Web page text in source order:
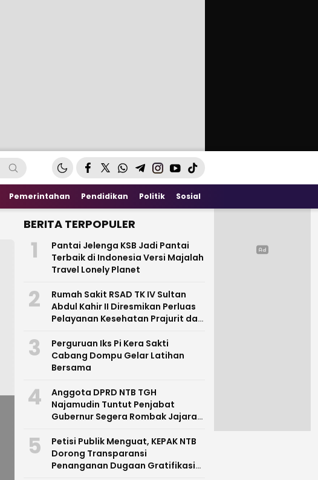
Pemerintahan Pendidikan Politik Sosial
BERITA TERPOPULER
1
Pantai Jelenga KSB Jadi Pantai
Terbaik di Indonesia Versi Majalah
Travel Lonely Planet
2
Rumah Sakit RSAD TK IV Sultan
Abdul Kahir II Diresmikan Perluas
Pelayanan Kesehatan Prajurit dan
3
Perguruan Iks Pi Kera Sakti
Cabang Dompu Gelar Latihan
Bersama
4
Anggota DPRD NTB TGH
Najamudin Tuntut Penjabat
Gubernur Segera Rombak Jajaran
5
Petisi Publik Menguat, KEPAK NTB
Dorong Transparansi
Penanganan Dugaan Gratifikasi